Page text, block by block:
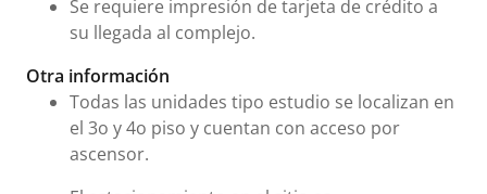
Se requiere impresión de tarjeta de crédito a
su llegada al complejo.
Otra información
Todas las unidades tipo estudio se localizan en
el 3o y 4o piso y cuentan con acceso por
ascensor.